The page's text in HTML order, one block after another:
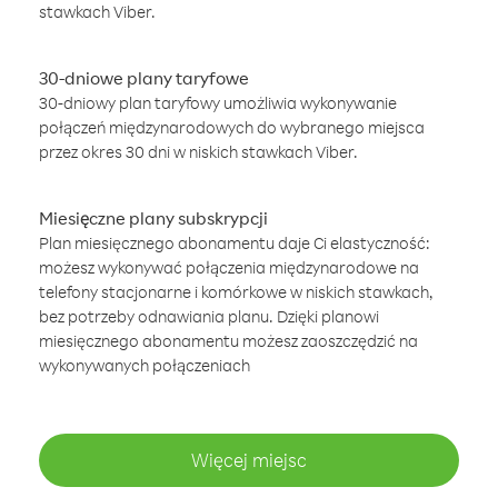
stawkach Viber.
30-dniowe plany taryfowe
30-dniowy plan taryfowy umożliwia wykonywanie
połączeń międzynarodowych do wybranego miejsca
przez okres 30 dni w niskich stawkach Viber.
Miesięczne plany subskrypcji
Plan miesięcznego abonamentu daje Ci elastyczność:
możesz wykonywać połączenia międzynarodowe na
telefony stacjonarne i komórkowe w niskich stawkach,
bez potrzeby odnawiania planu. Dzięki planowi
miesięcznego abonamentu możesz zaoszczędzić na
wykonywanych połączeniach
Więcej miejsc